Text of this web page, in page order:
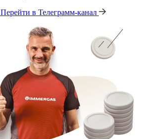
Перейти в Телеграмм-канал